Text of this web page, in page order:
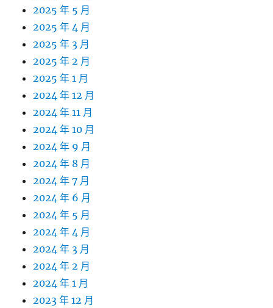
2025 年 5 月
2025 年 4 月
2025 年 3 月
2025 年 2 月
2025 年 1 月
2024 年 12 月
2024 年 11 月
2024 年 10 月
2024 年 9 月
2024 年 8 月
2024 年 7 月
2024 年 6 月
2024 年 5 月
2024 年 4 月
2024 年 3 月
2024 年 2 月
2024 年 1 月
2023 年 12 月